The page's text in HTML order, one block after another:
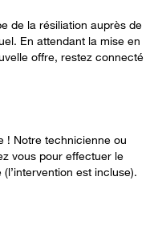
de la résiliation auprès de
En attendant la mise en
offre, restez connecté
! Notre technicienne ou
vous pour effectuer le
est incluse).